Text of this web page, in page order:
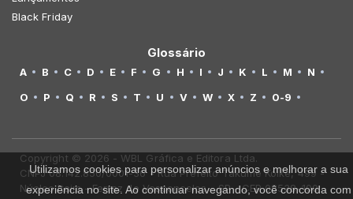
Black Friday
Glossário
A B C D E F G H I J K L M
N
O
P Q R S T U V W X Z 0-9
Copyright © 2026 - WBL Gráfica e Editora Ltda.
CNPJ 08.142.850/0001-36 - Rua Prefeito Takume Koike, 499 -
Núcleo Itaim - Ferraz de Vasconcelos - SP - CEP 08538-100
Utilizamos cookies para personalizar anúncios e melhorar a sua
experiência no site. Ao continuar navegando, você concorda com